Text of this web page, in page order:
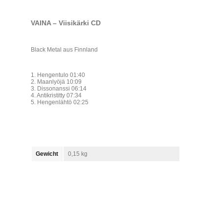
VAINA – Viisikärki CD
Black Metal aus Finnland
1. Hengentulo 01:40
2. Maanlyöjä 10:09
3. Dissonanssi 06:14
4. Antikristitty 07:34
5. Hengenlähtö 02:25
Gewicht 0,15 kg